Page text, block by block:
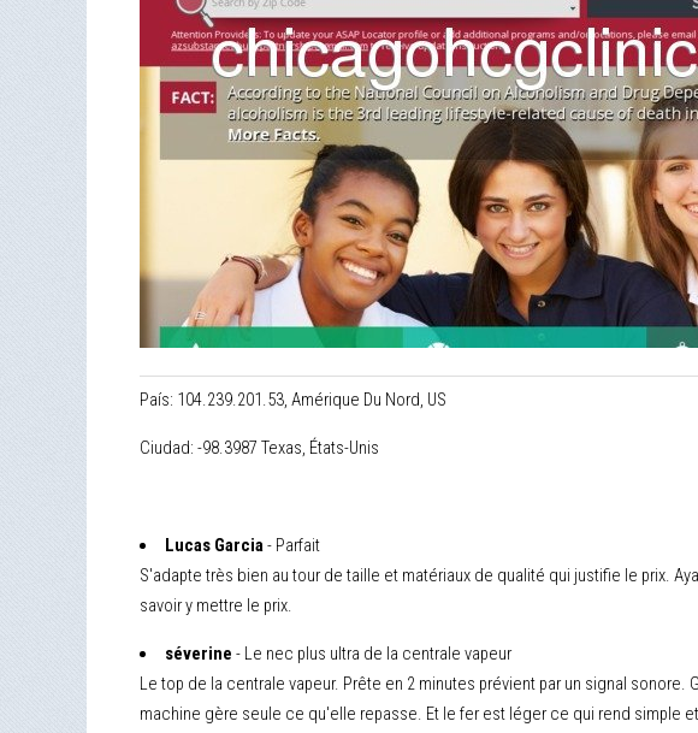
País: 104.239.201.53, Amérique Du Nord, US
Ciudad: -98.3987 Texas, États-Unis
Lucas Garcia- Parfait
S'adapte très bien au tour de taille et matériaux de qualité qui justifie le prix.
savoir y mettre le prix.
séverine - Le nec plus ultra de la centrale vapeur
Le top de la centrale vapeur. Prête en 2 minutes prévient par un signal
machine gère seule ce qu'elle repasse. Et le fer est léger ce qui rend simple